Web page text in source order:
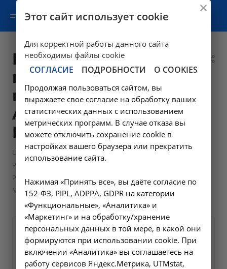
Рентгенография
грудного отдела
позвоночника -
A06.03.013 в
Москве
Цены в Москве —
Рентгенологические исследования в Москве
Рентгенография грудного отдела позвоночника - A06.03.013 в
Москве
Оформите заявку на сайте,
мы свяжемся с вами в
ближайшее время и ответим
1600 ₽
Этот сайт использует cookie
Для корректной работы данного сайта
необходимы файлы cookie
СОГЛАСИЕ ПОДРОБНОСТИ О COOKIES
Продолжая пользоваться сайтом, вы
выражаете свое согласие на обработку ваших
статистических данных с использованием
метрических программ. В случае отказа вы
можете отключить сохранение cookie в
настройках вашего браузера или прекратить
использование сайта.
Нажимая «Принять все», вы даёте согласие по
152-ФЗ, PIPL, ADPPA, GDPR на категории
«Функциональные», «Аналитика» и
«Маркетинг» и на обработку/хранение
персональных данных в той мере, в какой они
формируются при использовании cookie. При
включении «Аналитика» вы соглашаетесь на
работу сервисов Яндекс.Метрика, UTMstat,